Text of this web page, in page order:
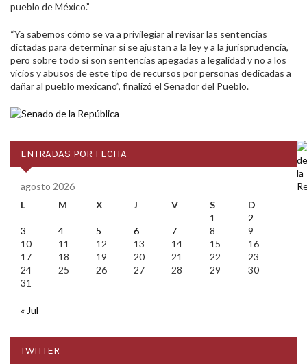
pueblo de México.”
“Ya sabemos cómo se va a privilegiar al revisar las sentencias
dictadas para determinar si se ajustan a la ley y a la jurisprudencia,
pero sobre todo si son sentencias apegadas a legalidad y no a los
vicios y abusos de este tipo de recursos por personas dedicadas a
dañar al pueblo mexicano”, finalizó el Senador del Pueblo.
ENTRADAS POR FECHA
agosto 2026
L
M X J V S
D
1
2
3
4 5 6 7 8
9
10
11 12 13 14 15
16
17
18 19 20 21 22
23
24
25 26 27 28 29
30
31
« Jul
TWITTER